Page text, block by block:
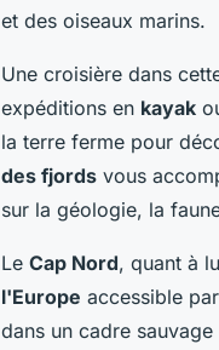
et des oiseaux marins.
Une croisière dans
expéditions en kayak
la terre ferme pour
des fjords vous
sur la géologie, la
Le Cap Nord, quant à
l'Europe accessible
dans un cadre